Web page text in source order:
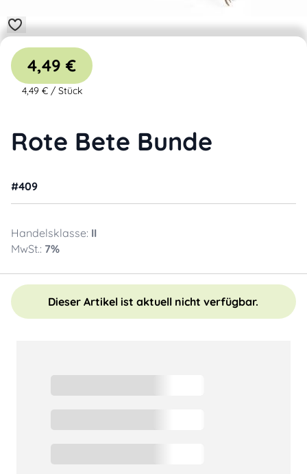
Rote Bete Bunde
#409
Handelsklasse: II
MwSt.: 7%
4,49 €
4,49 €/ Stück
Dieser Artikel ist aktuell nicht verfügbar.